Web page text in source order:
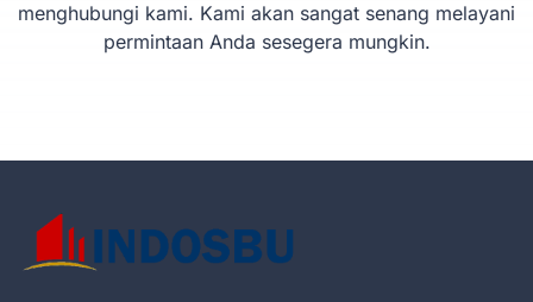
menghubungi kami. Kami akan sangat senang melayani
permintaan Anda sesegera mungkin.